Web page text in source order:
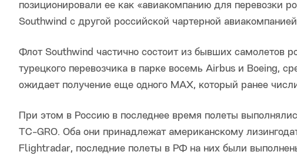
позиционировали ее как «авиакомпанию для перевозки
Southwind с другой российской чартерной
Флот Southwind частично состоит из бывших самолетов
турецкого перевозчика в парке восемь Airbus и Boeing,
ожидает получение еще одного MAX, который ранее
При этом в Россию в последнее время полеты
TC-GRO. Оба они принадлежат американскому
Flightradar, последние полеты в РФ на них были